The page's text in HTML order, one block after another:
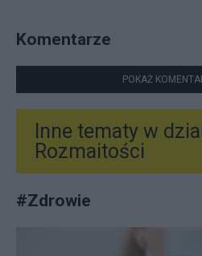
Komentarze
POKAŻ
Inne tematy w
Rozmaitości
#Zdrowie